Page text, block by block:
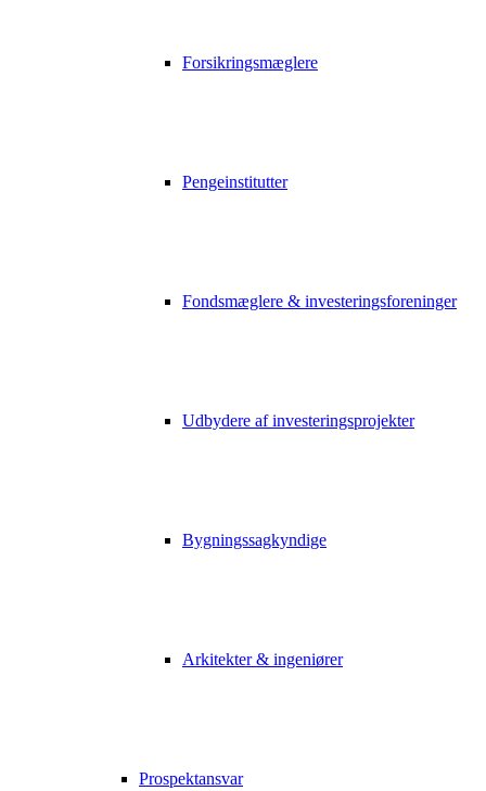
Forsikringsmæglere
Pengeinstitutter
Fondsmæglere & investeringsforeninger
Udbydere af investeringsprojekter
Bygningssagkyndige
Arkitekter & ingeniører
Prospektansvar